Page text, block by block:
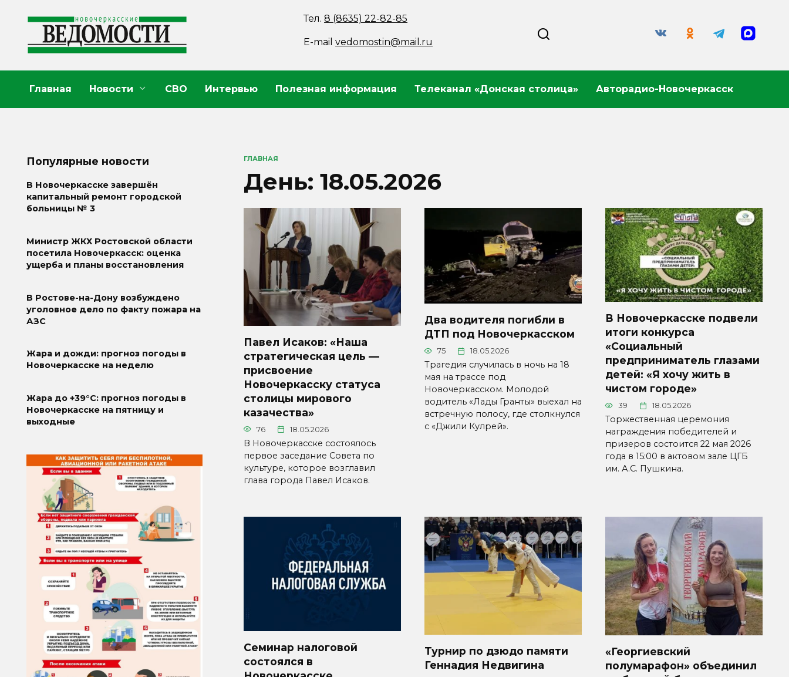
содержанию
Тел.8 (8635) 22-82-85
E-mailvedomostin@mail.ru
Главная Новости СВО Интервью Полезная информация Телеканал «Донская столица» Авторадио-Новочеркасск
ГЛАВНАЯ
День: 18.05.2026
Павел Исаков: «Наша
стратегическая цель —
присвоение
Новочеркасску статуса
столицы мирового
казачества»
76 18.05.2026
В Новочеркасске состоялось
первое заседание Совета по
культуре, которое возглавил
глава города Павел Исаков.
Два водителя погибли в
ДТП под Новочеркасском
75 18.05.2026
Трагедия случилась в ночь на 18
мая на трассе под
Новочеркасском. Молодой
водитель «Лады Гранты» выехал на
встречную полосу, где столкнулся
с «Джили Кулрей».
В Новочеркасске подвели
итоги конкурса
«Социальный
предприниматель глазами
детей: «Я хочу жить в
чистом городе»
39 18.05.2026
Торжественная церемония
награждения победителей и
призеров состоится 22 мая 2026
года в 15:00 в актовом зале ЦГБ
им. А.С. Пушкина.
Семинар налоговой
состоялся в
Турнир по дзюдо памяти
Геннадия Недвигина
«Георгиевский
полумарафон» объединил
Популярные новости
В Новочеркасске завершён
капитальный ремонт городской
больницы № 3
Министр ЖКХ Ростовской области
посетила Новочеркасск: оценка
ущерба и планы восстановления
В Ростове-на-Дону возбуждено
уголовное дело по факту пожара на
АЗС
Жара и дожди: прогноз погоды в
Новочеркасске на неделю
Жара до +39°C: прогноз погоды в
Новочеркасске на пятницу и
выходные